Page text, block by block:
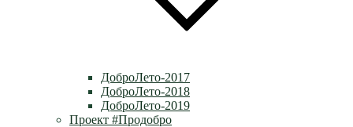
ДоброЛето-2017
ДоброЛето-2018
ДоброЛето-2019
Проект #Продобро